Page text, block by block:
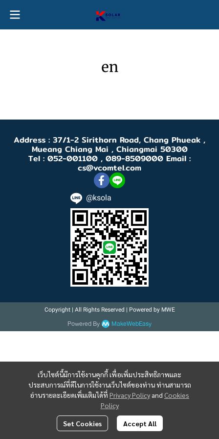
en
เว็บไซต์นี้มีการใช้งานคุกกี้ เพื่อเพิ่มประสิทธิภาพและ
ประสบการณ์ที่ดีในการใช้งานเว็บไซต์ของท่าน ท่านสามารถ
อ่านรายละเอียดเพิ่มเติมได้ที่ Privacy Policy and Cookies
Policy
Set Cookies Accept All
Address : 37/1-2 Sirithorn Road, Chang Phueak ,
Mueang Chiang Mai , Chiangmai 50300
Tel : 052-001100 , 089-8509000 Email :
cs@vcomtel.com
@ksola
Copyright | All Rights Reserved | Powered by MWE
Powered By MakeWebEasy